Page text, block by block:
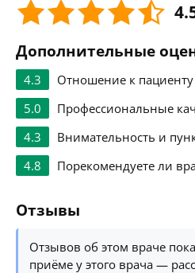
Дополнительные
4.3
Отношение к пациенту
5.0
Профессиональные
4.3
Внимательность и
4.8
Порекомендуете ли
Отзывы
Отзывов об этом враче
приёме у этого врача —